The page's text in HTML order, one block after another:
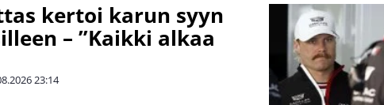
kertoi karun syyn
– ”Kaikki alkaa
23:14